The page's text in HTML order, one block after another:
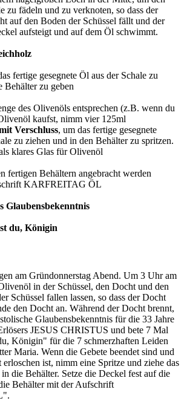
zu fädeln und zu verknoten, so dass der
auf den Boden der Schüssel fällt und der
aufsteigt und auf dem Öl schwimmt.
fertige gesegnete Öl aus der Schale zu
Behälter zu geben
des Olivenöls entsprechen (z.B. wenn du
kaufst, nimm vier 125ml
Verschluss, um das fertige gesegnete
zu ziehen und in den Behälter zu spritzen.
klares Glas für Olivenöl
fertigen Behältern angebracht werden
KARFREITAG ÖL
Glaubensbekenntnis
du, Königin
am Gründonnerstag Abend. Um 3 Uhr am
in der Schüssel, den Docht und den
Schüssel fallen lassen, so dass der Docht
den Docht an. Während der Docht brennt,
Glaubensbekenntnis für die 33 Jahre
JESUS CHRISTUS und bete 7 Mal
Königin" für die 7 schmerzhaften Leiden
Maria. Wenn die Gebete beendet sind und
ist, nimm eine Spritze und ziehe das
die Behälter. Setze die Deckel fest auf die
Behälter mit der Aufschrift